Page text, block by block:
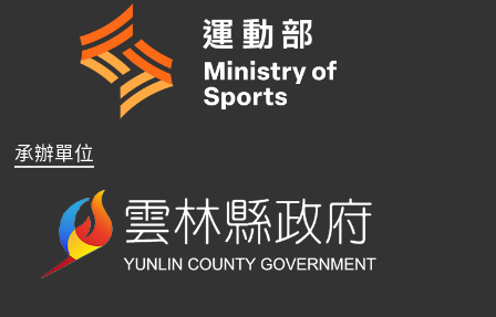
承辦單位